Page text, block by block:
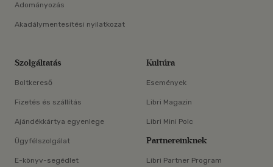
Adományozás
Akadálymentesítési nyilatkozat
Szolgáltatás
Boltkereső
Fizetés és szállítás
Ajándékkártya egyenlege
Ügyfélszolgálat
E-könyv-segédlet
Kultúra
Események
Libri Magazin
Libri Mini Polc
Partnereinknek
Libri Partner Program